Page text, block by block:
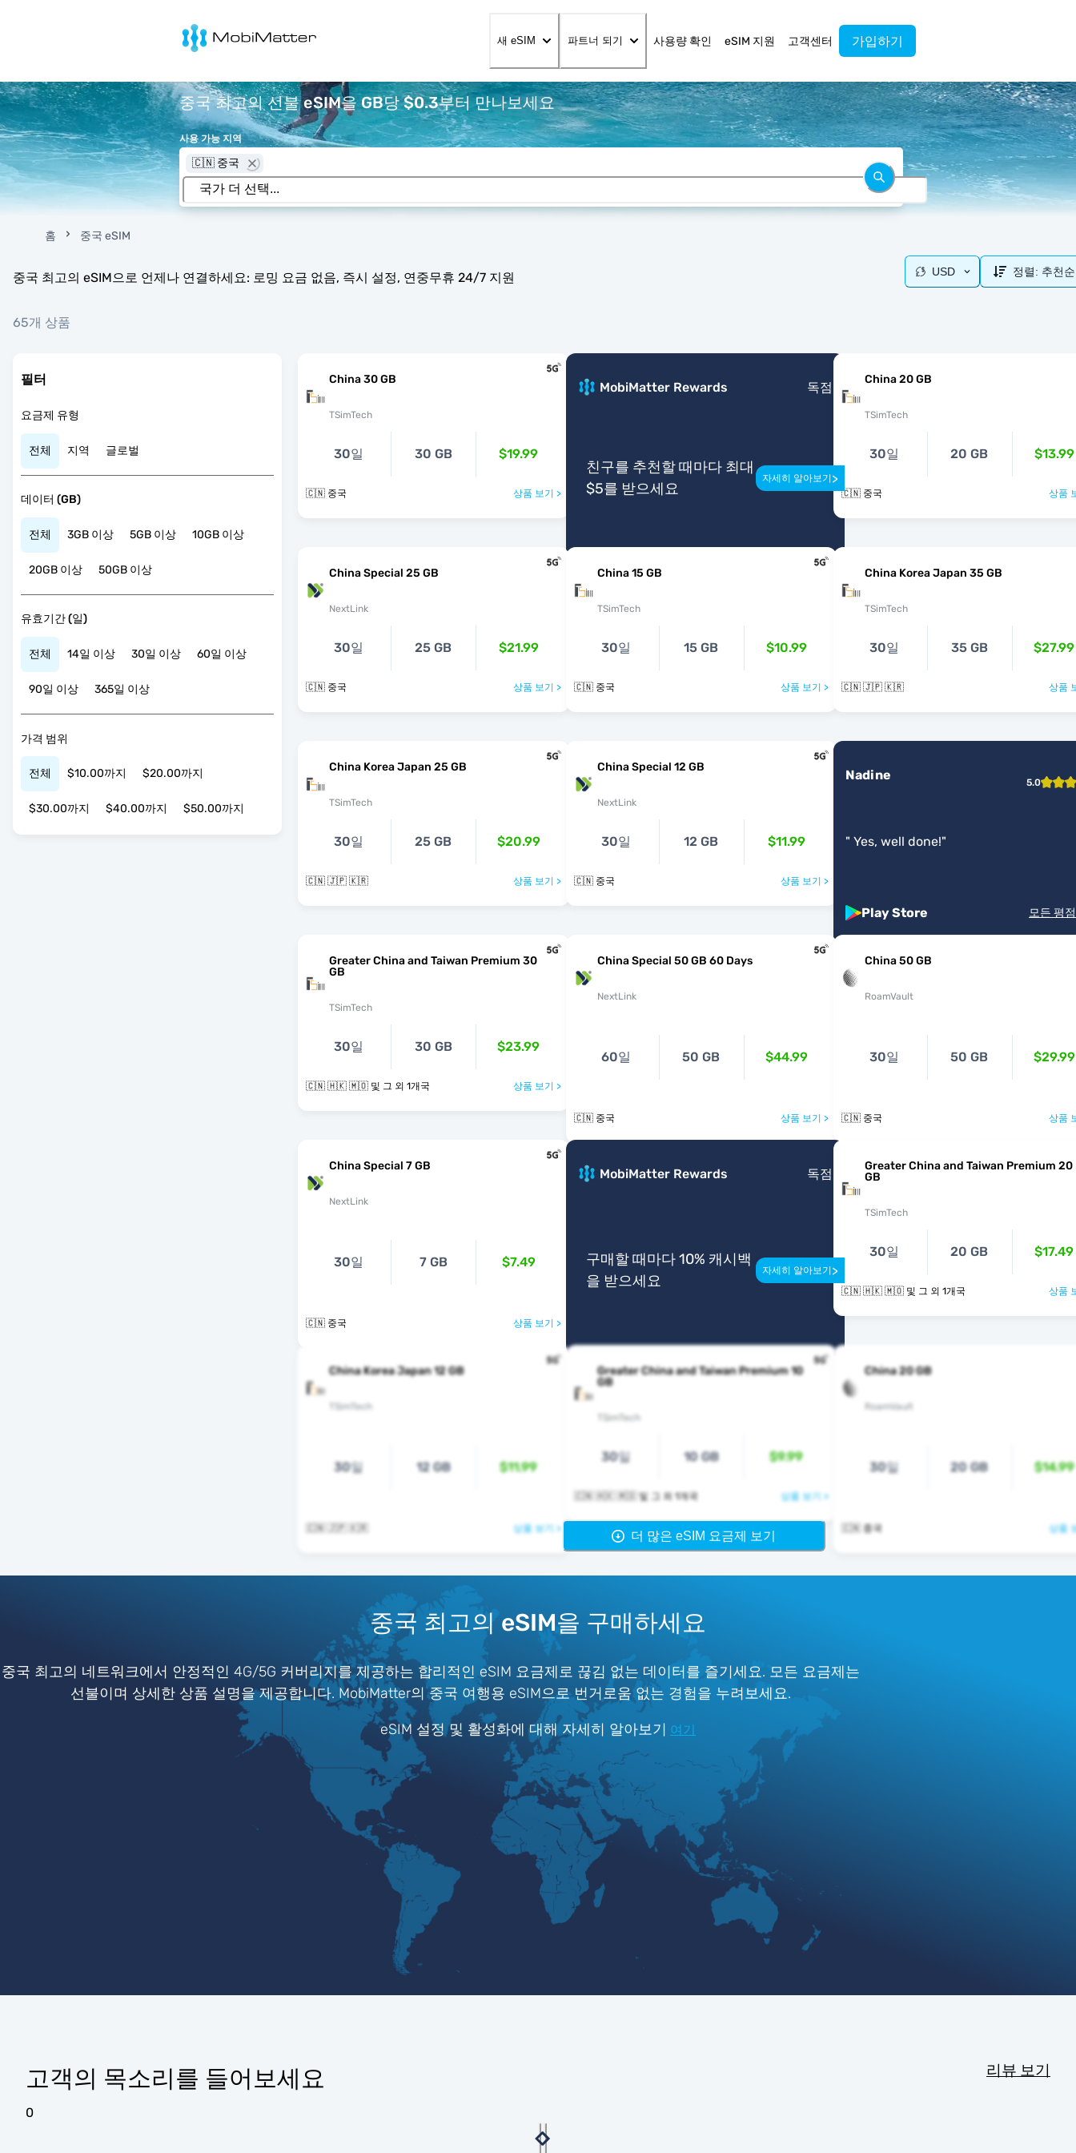
MobiMatter
새 eSIM 파트너 되기 사용량 확인 eSIM 지원 고객센터 가입하기
중국 최고의 선불 eSIM을 GB당 $0.3부터 만나보세요
사용 가능 지역
🇨🇳 중국
홈 중국 eSIM
중국 최고의 eSIM으로 언제나 연결하세요: 로밍 요금 없음, 즉시 설정, 연중무휴 24/7 지원
65개 상품
USD 정렬: 추천순
필터
요금제 유형
전체 지역 글로벌
데이터 (GB)
전체 3GB 이상 5GB 이상 10GB 이상
20GB 이상 50GB 이상
유효기간 (일)
전체 14일 이상 30일 이상 60일 이상
90일 이상 365일 이상
가격 범위
전체 $10.00까지 $20.00까지
$30.00까지 $40.00까지 $50.00까지
China 30 GB
TSimTech
30일 30 GB $19.99
🇨🇳 중국 상품 보기 >
MobiMatter Rewards 독점
친구를 추천할 때마다 최대
$5를 받으세요
자세히 알아보기 >
China 20 GB
TSimTech
30일 20 GB $13.99
🇨🇳 중국 상품
China Special 25 GB
NextLink
30일 25 GB $21.99
🇨🇳 중국 상품 보기 >
China 15 GB
TSimTech
30일 15 GB $10.99
🇨🇳 중국 상품 보기 >
China Korea Japan 35 GB
TSimTech
30일 35 GB $27.99
🇨🇳 🇯🇵 🇰🇷 상품
China Korea Japan 25 GB
TSimTech
30일 25 GB $20.99
🇨🇳 🇯🇵 🇰🇷 상품 보기 >
China Special 12 GB
NextLink
30일 12 GB $11.99
🇨🇳 중국 상품 보기 >
Nadine 5.0
" Yes, well done!"
Play Store 모든 평
Greater China and Taiwan Premium 30
GB
TSimTech
30일 30 GB $23.99
🇨🇳 🇭🇰 🇲🇴 및 그 외 1개국 상품 보기 >
China Special 50 GB 60 Days
NextLink
60일 50 GB $44.99
🇨🇳 중국 상품 보기 >
China 50 GB
RoamVault
30일 50 GB $29.99
🇨🇳 중국 상품
China Special 7 GB
NextLink
30일 7 GB $7.49
🇨🇳 중국 상품 보기 >
MobiMatter Rewards 독점
구매할 때마다 10% 캐시백
을 받으세요
자세히 알아보기 >
Greater China and Taiwan Premium 20
GB
TSimTech
30일 20 GB $17.49
🇨🇳 🇭🇰 🇲🇴 및 그 외 1개국 상품
China Korea Japan 12 GB
TSimTech
30일 12 GB $11.99
🇨🇳 🇯🇵 🇰🇷 상품 보기 >
Greater China and Taiwan Premium 10
GB
TSimTech
30일 10 GB $9.99
🇨🇳 🇭🇰 🇲🇴 및 그 외 1개국 상품 보기 >
China 20 GB
RoamVault
30일 20 GB $14.99
🇨🇳 중국 상품
더 많은 eSIM 요금제 보기
중국 최고의 eSIM을 구매하세요
중국 최고의 네트워크에서 안정적인 4G/5G 커버리지를 제공하는 합리적인 eSIM 요금제로 끊김 없는 데이터를 즐기세요. 모든 요금제는
선불이며 상세한 상품 설명을 제공합니다. MobiMatter의 중국 여행용 eSIM으로 번거로움 없는 경험을 누려보세요.
eSIM 설정 및 활성화에 대해 자세히 알아보기 여기
고객의 목소리를 들어보세요 리뷰 보기
0